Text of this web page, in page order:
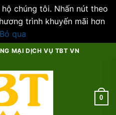
chúng tôi. Nhấn nút theo
trình khuyến mãi hơn
Bỏ qua
MẠI DỊCH VỤ TBT VN
0